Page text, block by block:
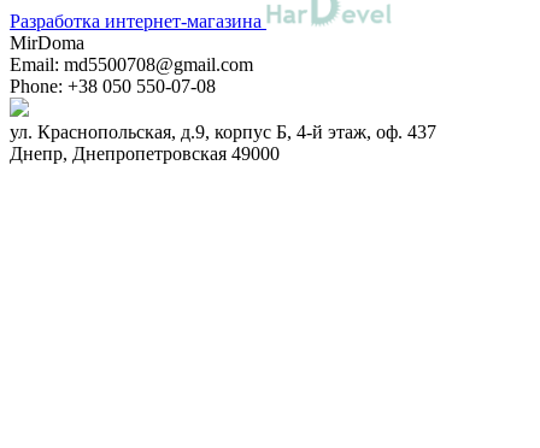
Разработка интернет-магазина
MirDoma
Email: md5500708@gmail.com
Phone: +38 050 550-07-08
ул. Краснопольская, д.9, корпус Б, 4-й этаж, оф. 437
Днепр, Днепропетровская 49000